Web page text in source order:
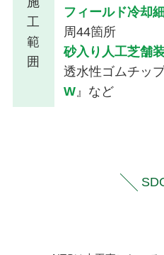
工
範
囲
フィールド冷却
周44箇所
砂入り人工芝舗
透水性ゴムチッ
W 』など